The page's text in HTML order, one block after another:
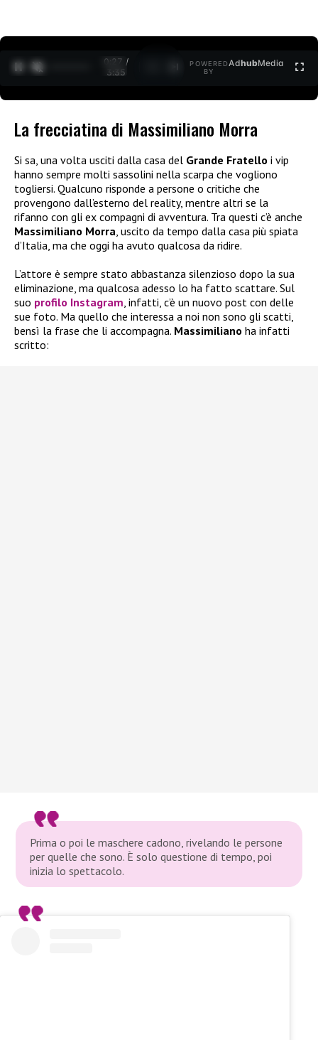
0:28 /
3:35
POWERED
BY
AdhubMedia
La frecciatina di Massimiliano Morra
Si sa, una volta usciti dalla casa del Grande Fratello i vip
hanno sempre molti sassolini nella scarpa che vogliono
togliersi. Qualcuno risponde a persone o critiche che
provengono dall’esterno del reality, mentre altri se la
rifanno con gli ex compagni di avventura. Tra questi c’è anche
Massimiliano Morra, uscito da tempo dalla casa più spiata
d’Italia, ma che oggi ha avuto qualcosa da ridire.
L’attore è sempre stato abbastanza silenzioso dopo la sua
eliminazione, ma qualcosa adesso lo ha fatto scattare. Sul
suo profilo Instagram, infatti, c’è un nuovo post con delle
sue foto. Ma quello che interessa a noi non sono gli scatti,
bensì la frase che li accompagna. Massimiliano ha infatti
scritto:
Prima o poi le maschere cadono, rivelando le persone
per quelle che sono. È solo questione di tempo, poi
inizia lo spettacolo.